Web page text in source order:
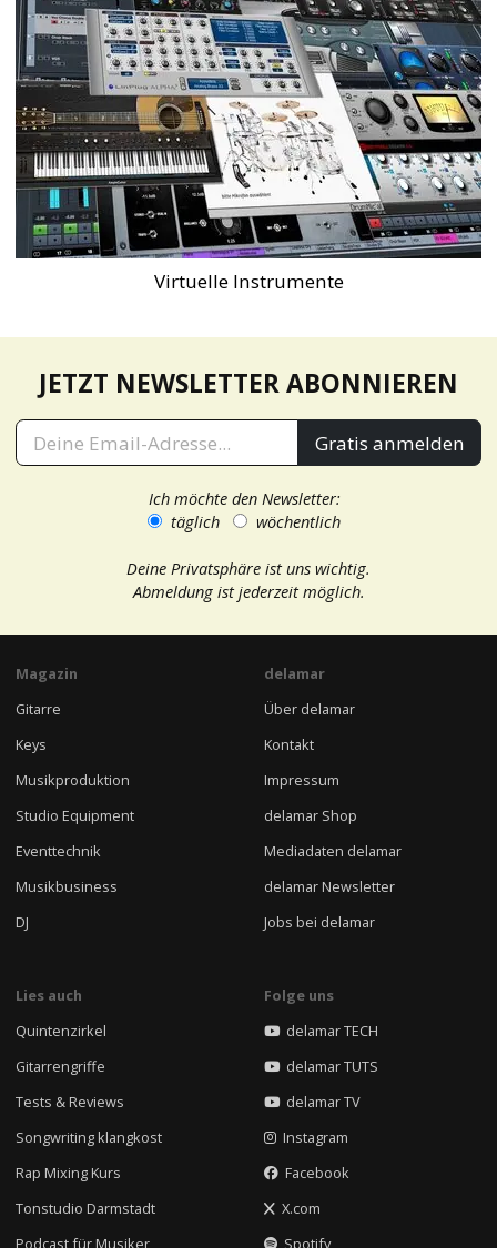
Virtuelle Instrumente
JETZT NEWSLETTER ABONNIEREN
Gratis anmelden
Ich möchte den Newsletter:
täglich
wöchentlich
Deine Privatsphäre ist uns wichtig.
Abmeldung ist jederzeit möglich.
Magazin
Gitarre
Keys
Musikproduktion
Studio Equipment
Eventtechnik
Musikbusiness
DJ
delamar
Über delamar
Kontakt
Impressum
delamar Shop
Mediadaten delamar
delamar Newsletter
Jobs bei delamar
Lies auch
Quintenzirkel
Gitarrengriffe
Tests & Reviews
Songwriting klangkost
Rap Mixing Kurs
Tonstudio Darmstadt
Podcast für Musiker
Folge uns
delamar TECH
delamar TUTS
delamar TV
Instagram
Facebook
X.com
Spotify